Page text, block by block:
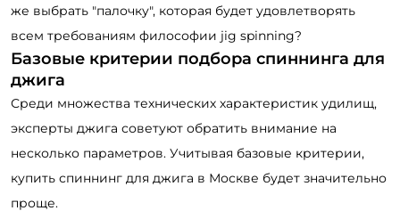
же выбрать "палочку", которая будет удовлетворять
всем требованиям философии jig spinning?
Базовые критерии подбора спиннинга для
джига
Среди множества технических характеристик удилищ,
эксперты джига советуют обратить внимание на
несколько параметров. Учитывая базовые критерии,
купить спиннинг для джига в Москве будет значительно
проще.